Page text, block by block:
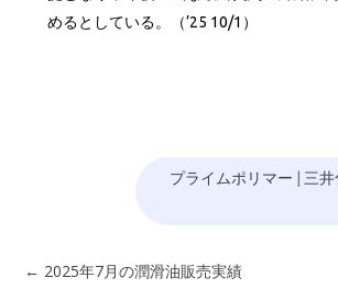
めるとしている。（’25 10/1）
プライムポリマー 三
← 2025年7月の潤滑油販売実績